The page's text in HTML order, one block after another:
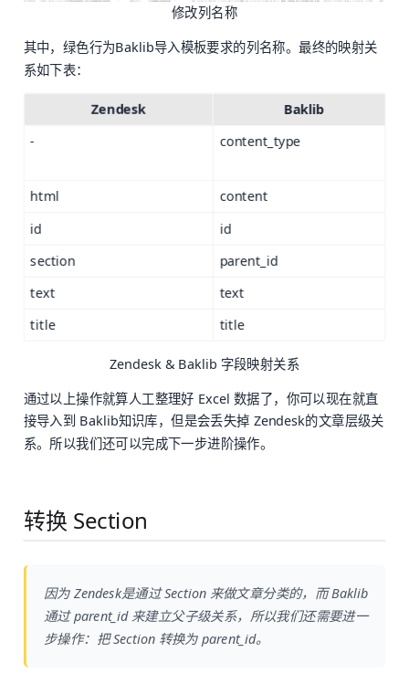
修改列名称
其中，绿色行为Baklib导入模板要求的列名称。最终的映射关
系如下表：
Zendesk Baklib
- content_type
html content
id
id
section
parent_id
text
text
title
title
Zendesk & Baklib 字段映射关系
通过以上操作就算人工整理好 Excel 数据了，你可以现在就直
接导入到 Baklib知识库，但是会丢失掉 Zendesk的文章层级关
系。所以我们还可以完成下一步进阶操作。
转换 Section
因为 Zendesk是通过 Section 来做文章分类的，而 Baklib
通过 parent_id 来建立父子级关系，所以我们还需要进一
步操作：把 Section 转换为 parent_id。